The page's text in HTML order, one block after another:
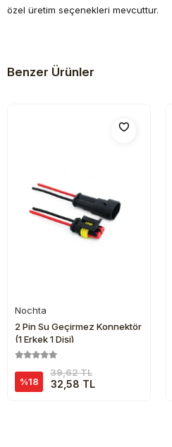
özel üretim seçenekleri mevcuttur.
Benzer Ürünler
Nochta
2 Pin Su Geçirmez Konnektör
(1 Erkek 1 Dişi)
%18
39,62 TL
32,58 TL